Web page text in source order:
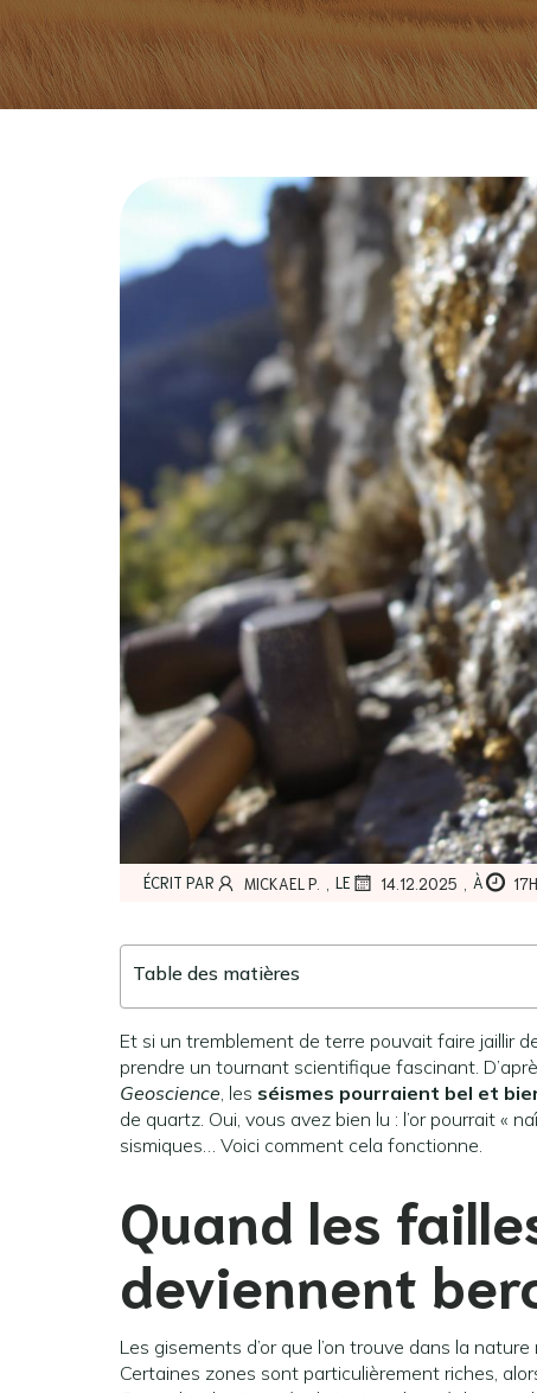
ÉCRIT PAR MICKAEL P. , LE 14.12.2025 , À
Table des matières
Et si un tremblement de terre pouvait faire jaillir
prendre un tournant scientifique fascinant.
Geoscience, les séismes pourraient bel et
de quartz. Oui, vous avez bien lu : l’or pourrait «
sismiques… Voici comment cela fonctionne.
Quand les
deviennent
Les gisements d’or que l’on trouve dans la
Certaines zones sont particulièrement riches,